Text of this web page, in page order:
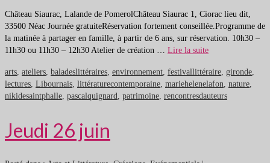
Château Siaurac, Lalande de PomerolChâteau Siaurac 1, Ciorac lieu dit,
33500 Néac Journée gratuiteRéservation fortement conseillée.Programme de
la matinée à partager en famille, à partir de 6 ans, sur réservation. 10h30 –
11h30 ou 11h30 – 12h30 Atelier de création … Lire la suite
arts, ateliers, baladeslittéraires, environnement, festivallittéraire, gironde,
lectures, Libournais, littératurecontemporaine, mariehelenelafon, nature,
nikidesaintphalle, pascalquignard, patrimoine, rencontresdauteurs
Jeudi 26 juin